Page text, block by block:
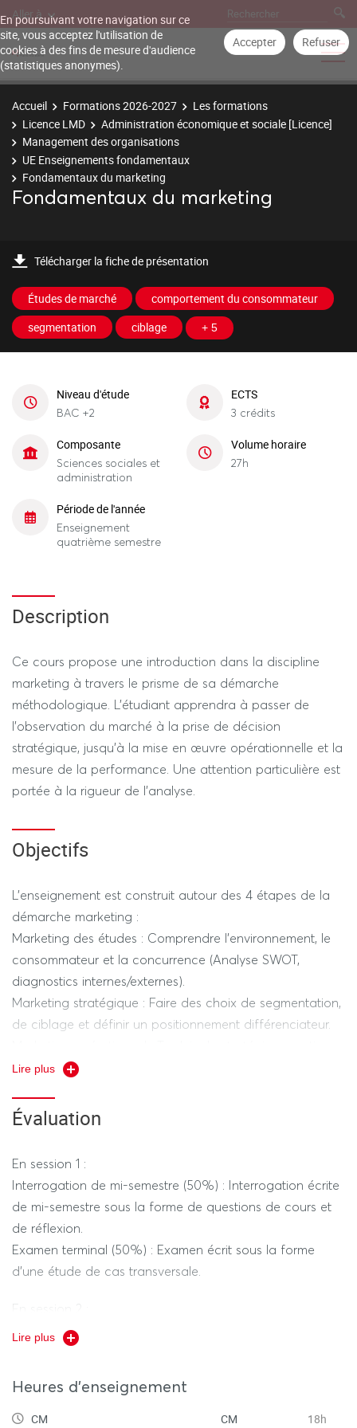
En poursuivant votre navigation sur ce
site, vous acceptez l'utilisation de
cookies à des fins de mesure d'audience
(statistiques anonymes).
Accepter Refuser
Aller à
Accueil Formations 2026-2027
Les formations
Licence LMD
Administration économique et sociale [Licence]
Management des organisations
UE Enseignements fondamentaux
Fondamentaux du marketing
Fondamentaux du marketing
Télécharger la fiche de présentation
Études de marché
comportement du consommateur
segmentation
ciblage + 5
Niveau d'étude
BAC +2
ECTS
3 crédits
Composante
Sciences sociales et
administration
Volume horaire
27h
Période de l'année
Enseignement
quatrième semestre
Description
Ce cours propose une introduction dans la discipline
marketing à travers le prisme de sa démarche
méthodologique. L'étudiant apprendra à passer de
l'observation du marché à la prise de décision
stratégique, jusqu'à la mise en œuvre opérationnelle et la
mesure de la performance. Une attention particulière est
portée à la rigueur de l'analyse.
Objectifs
L'enseignement est construit autour des 4 étapes de la
démarche marketing :
Marketing des études : Comprendre l'environnement, le
consommateur et la concurrence (Analyse SWOT,
diagnostics internes/externes).
Marketing stratégique : Faire des choix de segmentation,
de ciblage et définir un positionnement différenciateur.
concrètes via le Marketing Mix (4P + Expérientiel).
l'atteinte des objectifs (KPIs et feedbacks).
Lire plus
Évaluation
En session 1 :
Interrogation de mi-semestre (50%) : Interrogation écrite
de mi-semestre sous la forme de questions de cours et
de réflexion.
Examen terminal (50%) : Examen écrit sous la forme
d’une étude de cas transversale.
En session 2 :
Examen écrit sous la forme d’une étude de cas
transversale.
Lire plus
Heures d'enseignement
CM CM 18h